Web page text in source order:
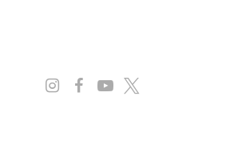
Instagram
Facebook
Youtube